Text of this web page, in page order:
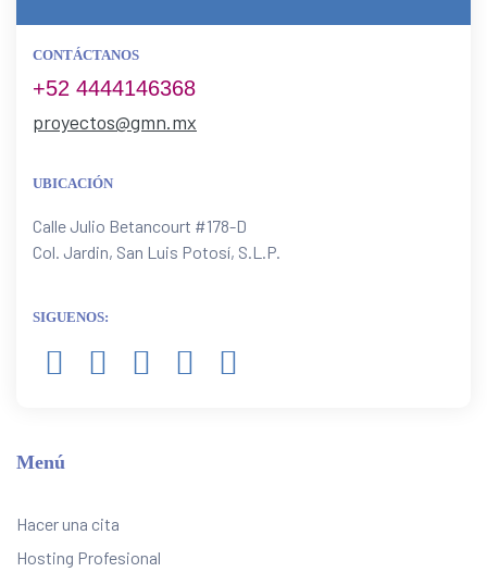
CONTÁCTANOS
+52 4444146368
proyectos@gmn.mx
UBICACIÓN
Calle Julio Betancourt #178-D
Col. Jardin, San Luis Potosí, S.L.P.
SIGUENOS:
Menú
Hacer una cita
Hosting Profesional